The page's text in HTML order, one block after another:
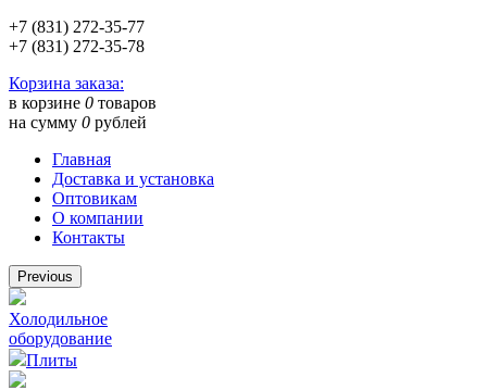
+7 (831) 272-35-77
+7 (831) 272-35-78
Корзина заказа:
в корзине 0 товаров
на сумму 0 рублей
Главная
Доставка и установка
Оптовикам
О компании
Контакты
Previous
Холодильное
оборудование
Плиты